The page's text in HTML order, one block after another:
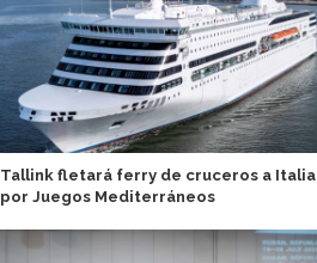
Tallink fletará ferry de cruceros a Italia
por Juegos Mediterráneos